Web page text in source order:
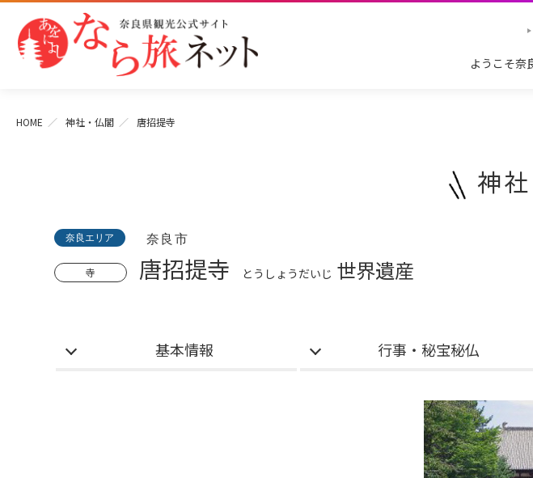
ようこそ奈
HOME 神社・仏閣 唐招提寺
神
奈良エリア 奈良市
寺 唐招提寺 とうしょうだいじ 世界遺産
基本情報 行事・秘宝秘仏